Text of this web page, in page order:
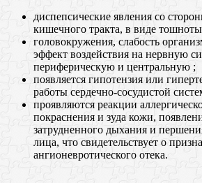
диспепсические явления со
кишечного тракта, в виде
головокружения, слабость
эффект воздействия на нервную
периферическую и центральную ;
появляется гипотензия или
работы сердечно-сосудистой
проявляются реакции
покраснения и зуда кожи,
затрудненного дыхания и
лица, что свидетельствует о
ангионевротического отека.